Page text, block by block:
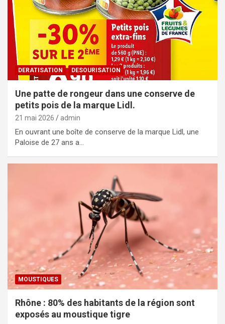
DERATISATION DESOURISATION
Une patte de rongeur dans une conserve de
petits pois de la marque Lidl.
21 mai 2026 admin
En ouvrant une boîte de conserve de la marque Lidl, une
Paloise de 27 ans a…
MOUSTIQUES
Rhône : 80% des habitants de la région sont
exposés au moustique tigre